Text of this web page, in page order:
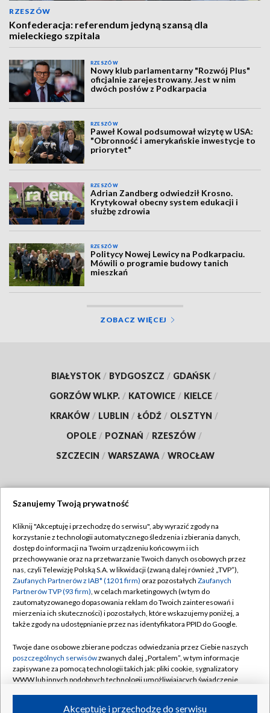
RZESZÓW
Konfederacja: referendum jedyną szansą dla
mieleckiego szpitala
RZESZÓW
Nowy klub parlamentarny "Rozwój Plus"
oficjalnie zarejestrowany. Jest w nim
dwóch posłów z Podkarpacia
RZESZÓW
Paweł Kowal podsumował wizytę w USA:
"Obronność i amerykańskie inwestycje to
priorytet"
RZESZÓW
Adrian Zandberg odwiedził Krosno.
Krytykował obecny system edukacji i
służbę zdrowia
RZESZÓW
Politycy Nowej Lewicy na Podkarpaciu.
Mówili o programie budowy tanich
mieszkań
ZOBACZ WIĘCEJ
BIAŁYSTOK / BYDGOSZCZ / GDAŃSK /
GORZÓW WLKP. / KATOWICE / KIELCE /
KRAKÓW / LUBLIN / ŁÓDŹ / OLSZTYN /
OPOLE / POZNAŃ / RZESZÓW /
SZCZECIN / WARSZAWA / WROCŁAW
TVP
Abonament TVP
Emisja w TVP
Centrum informacji TVP
Naziemna Telewizja Cyfrowa
Rada Programowa
System NOS
Informacje o nadawcy
Regulamin TVP
Polityka prywatności
Moje zgody
Pomoc
Kontakt
Kanały
Szanujemy Twoją prywatność
Kliknij "Akceptuję i przechodzę do serwisu", aby wyrazić zgody na
korzystanie z technologii automatycznego śledzenia i zbierania danych,
dostęp do informacji na Twoim urządzeniu końcowym i ich
przechowywanie oraz na przetwarzanie Twoich danych osobowych przez
nas, czyli Telewizję Polską S.A. w likwidacji (zwaną dalej również „TVP”),
Zaufanych Partnerów z IAB* (1201 firm) oraz pozostałych Zaufanych
Partnerów TVP (93 firm), w celach marketingowych (w tym do
zautomatyzowanego dopasowania reklam do Twoich zainteresowań i
mierzenia ich skuteczności) i pozostałych, które wskazujemy poniżej, a
także zgody na udostępnianie przez nas identyfikatora PPID do Google.
Twoje dane osobowe zbierane podczas odwiedzania przez Ciebie naszych
poszczególnych serwisówzwanych dalej „Portalem”, w tym informacje
zapisywane za pomocą technologii takich jak: pliki cookie, sygnalizatory
WWW lub innych podobnych technologii umożliwiających świadczenie
Akceptuję i przechodzę do serwisu